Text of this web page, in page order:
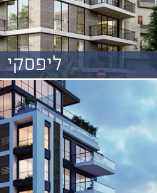
ליפסקי 13